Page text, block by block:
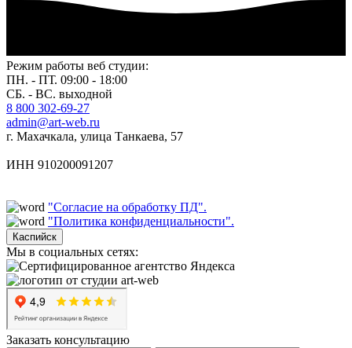
Режим работы веб студии:
ПН. - ПТ. 09:00 - 18:00
СБ. - ВС. выходной
8 800 302-69-27
admin@art-web.ru
г. Махачкала, улица Танкаева, 57
ИНН 910200091207
"Согласие на обработку ПД".
"Политика конфиденциальности".
Каспийск
Мы в социальных сетях:
Заказать консультацию